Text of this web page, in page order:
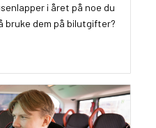
i året på noe du
bruke dem på bilutgifter?